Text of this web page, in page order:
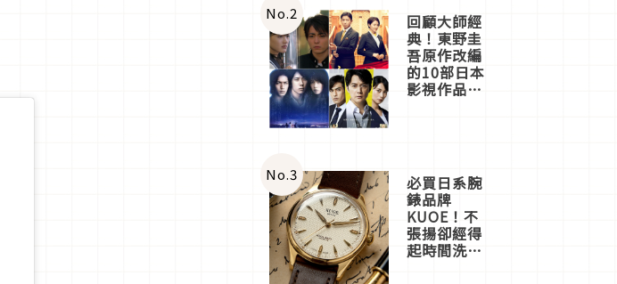
體驗
No.2 回顧大師經
典！東野圭
吾原作改編
的10部日本
影視作品推
No.3 必買日系腕
錶品牌
KUOE！不
張揚卻經得
起時間洗鍊